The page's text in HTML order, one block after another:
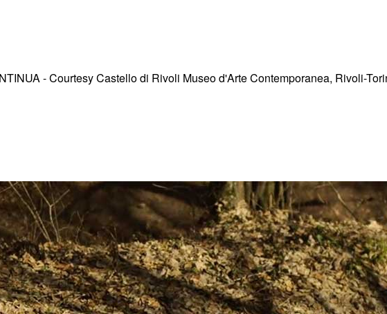
- Courtesy Castello di Rivoli Museo d'Arte Contemporanea, Rivoli-